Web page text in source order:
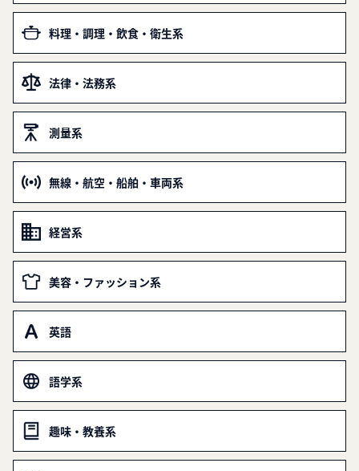
料理・調理・飲食・衛生系
法律・法務系
測量系
無線・航空・船舶・車両系
経営系
美容・ファッション系
英語
語学系
趣味・教養系